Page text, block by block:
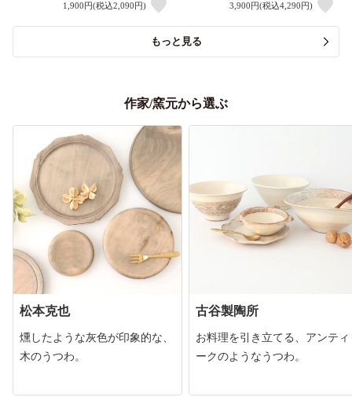
1,900円(税込2,090円) 3,900円(税込4,290円)
もっと見る
作家/窯元から選ぶ
松本克也
燻したような灰色が印象的な、
木のうつわ。
古谷製陶所
お料理を引き立てる、アンティ
ークのようなうつわ。